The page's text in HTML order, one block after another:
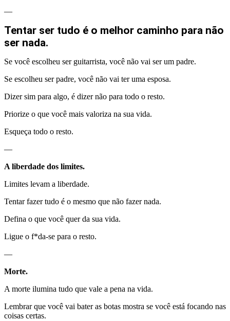
—
Tentar ser tudo é o melhor caminho para não
ser nada.
Se você escolheu ser guitarrista, você não vai ser um padre.
Se escolheu ser padre, você não vai ter uma esposa.
Dizer sim para algo, é dizer não para todo o resto.
Priorize o que você mais valoriza na sua vida.
Esqueça todo o resto.
—
A liberdade dos limites.
Limites levam a liberdade.
Tentar fazer tudo é o mesmo que não fazer nada.
Defina o que você quer da sua vida.
Ligue o f*da-se para o resto.
—
Morte.
A morte ilumina tudo que vale a pena na vida.
Lembrar que você vai bater as botas mostra se você está focando nas
coisas certas.